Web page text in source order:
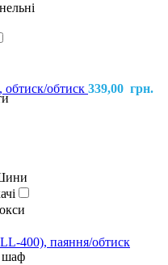
шаф
обтиск/обтиск 339,00 грн.
400), паяння/обтиск